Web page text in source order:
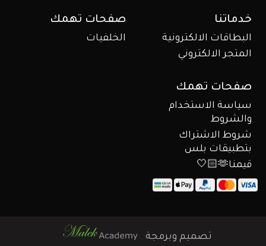
خدماتنا
البطاقات الالكترونية
المتجر الالكتروني
صفحات تهمك
الخلفيات
صفحات تهمك
سياسة الاستخدام
والشروط
شروط الاشتراك
بتطبيقات بلس
قيمنا🫶🏻🤍
تصميم وبرمجة